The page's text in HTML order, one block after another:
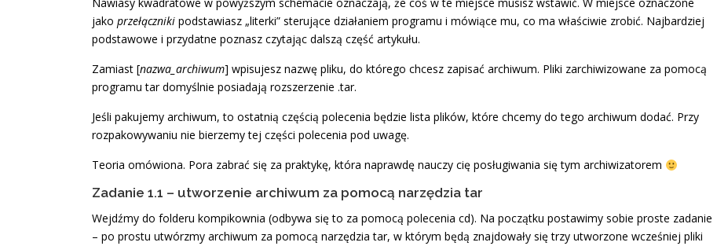
Nawiasy kwadratowe w powyższym schemacie oznaczają, że coś w te miejsce musisz wstawić. W miejsce oznaczone
jako przełączniki podstawiasz „literki” sterujące działaniem programu i mówiące mu, co ma właściwie zrobić. Najbardziej
podstawowe i przydatne poznasz czytając dalszą część artykułu.
Zamiast [nazwa_archiwum] wpisujesz nazwę pliku, do którego chcesz zapisać archiwum. Pliki zarchiwizowane za pomocą
programu tar domyślnie posiadają rozszerzenie .tar.
Jeśli pakujemy archiwum, to ostatnią częścią polecenia będzie lista plików, które chcemy do tego archiwum dodać. Przy
rozpakowywaniu nie bierzemy tej części polecenia pod uwagę.
Teoria omówiona. Pora zabrać się za praktykę, która naprawdę nauczy cię posługiwania się tym archiwizatorem
Zadanie 1.1 – utworzenie archiwum za pomocą narzędzia tar
Wejdźmy do folderu kompikownia (odbywa się to za pomocą polecenia cd). Na początku postawimy sobie proste zadanie
– po prostu utwórzmy archiwum za pomocą narzędzia tar, w którym będą znajdowały się trzy utworzone wcześniej pliki